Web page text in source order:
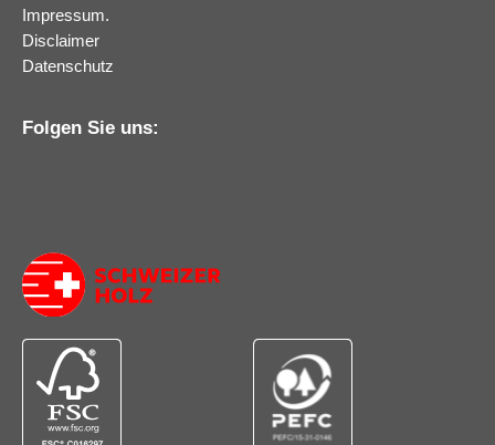
Impressum.
Disclaimer
Datenschutz
Folgen Sie uns: